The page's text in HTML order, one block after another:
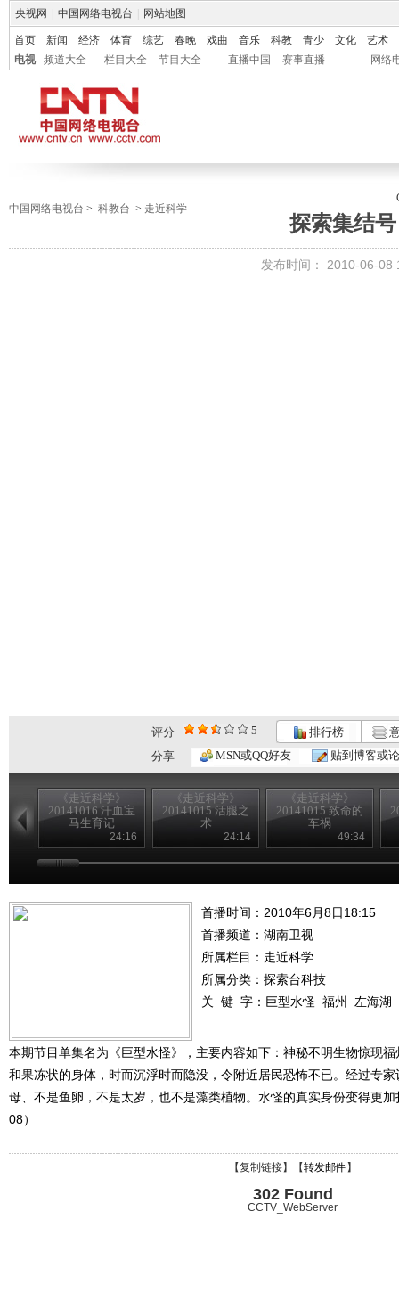
央视网 中国网络电视台 网站地图
首页 新闻 经济 体育 综艺 春晚 戏曲 音乐 科教 青少 文化
艺术
电视
频道大全 栏目大全 节目大全 直播中国 赛事直播 网络
中国网络电视台 > 科教台 > 走近科学
探索集结号
发布时间： 2010-06-08
评分 5 排行榜
分享
MSN或QQ好友 贴到博客或
《走近科学》
20141016 汗血宝
马生育记
24:16
《走近科学》
20141015 活腿之
术
24:14
《走近科学》
20141015 致命的
车祸
49:34
首播时间：2010年6月8日18:15
首播频道： 湖南卫视
所属栏目： 走近科学
所属分类：探索台科技
关 键 字： 巨型水怪 福州 左海湖
本期节目单集名为《巨型水怪》，主要内容如下：神秘不明生物惊现
和果冻状的身体，时而沉浮时而隐没，令附近居民恐怖不已。经过专
母、不是鱼卵，不是太岁，也不是藻类植物。水怪的真实身份变得更
08）
【复制链接】【转发邮件 】
302 Found
CCTV_WebServer